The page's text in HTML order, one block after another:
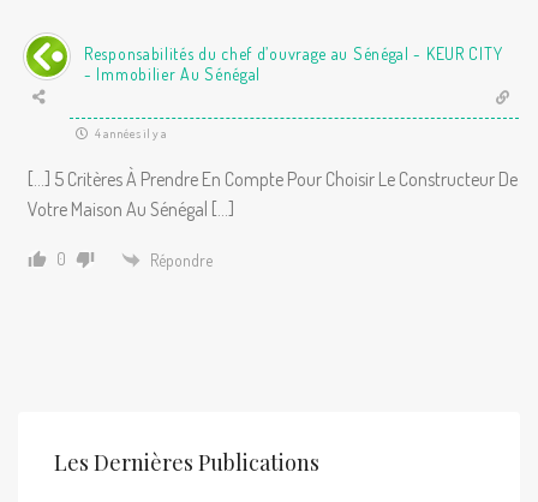
Responsabilités du chef d’ouvrage au Sénégal - KEUR CITY
- Immobilier Au Sénégal
4 années il y a
[…] 5 Critères À Prendre En Compte Pour Choisir Le Constructeur De
Votre Maison Au Sénégal […]
0 Répondre
Les Dernières Publications